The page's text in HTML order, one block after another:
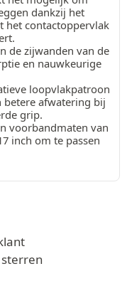
dankzij het
het contactoppervlak
de zijwanden van de
en nauwkeurige
loopvlakpatroon
afwatering bij
grip.
voorbandmaten van
inch om te passen